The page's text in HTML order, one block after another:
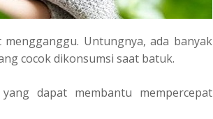
Untungnya, ada banyak
cocok dikonsumsi saat batuk.
dapat membantu mempercepat